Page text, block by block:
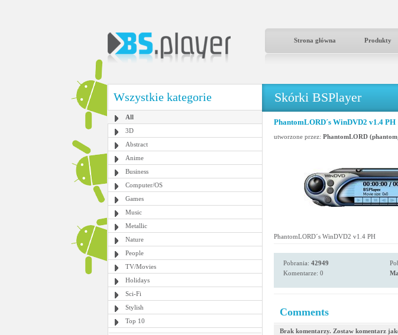
Strona główna Produkty
Wszystkie kategorie
All
3D
Abstract
Anime
Business
Computer/OS
Games
Music
Metallic
Nature
People
TV/Movies
Holidays
Sci-Fi
Stylish
Top 10
Skórki BSPlayer
PhantomLORD´s WinDVD2 v1.4 PH
utworzone przez: PhantomLORD
PhantomLORD´s WinDVD2 v1.4 PH
Pobrania: 42949
Komentarze: 0
Comments
Brak komentarzy. Zostaw komentarz